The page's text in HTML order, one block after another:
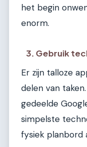
het begin
enorm.
3. Gebruik
Er zijn talloze
delen van
gedeelde
simpelste
fysiek planbord